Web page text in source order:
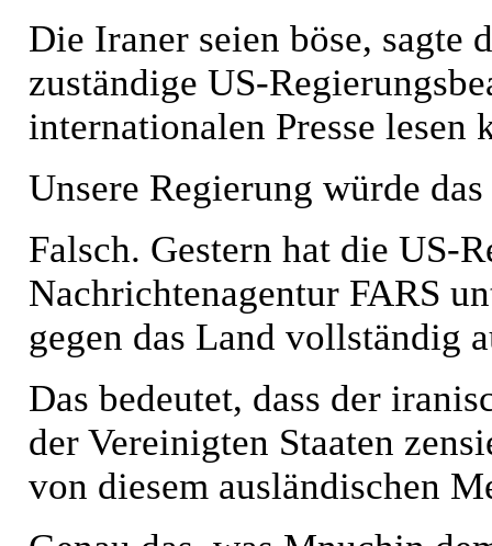
Die Iraner seien böse, sagte
zuständige US-
internationalen Presse lesen
Unsere Regierung würde
Falsch. Gestern hat die US-
Nachrichtenagentur FARS
gegen das Land vollständig
Das bedeutet, dass der
der Vereinigten Staaten
von diesem ausländischen